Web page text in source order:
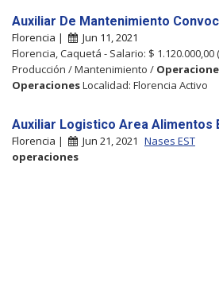
Auxiliar De Mantenimiento
Florencia |
Jun 11, 2021
Florencia, Caquetá - Salario: $
Producción / Mantenimiento /
OperacionesLocalidad: Florencia Activo
Auxiliar Logistico Area Alimentos
Florencia | Jun 21, 2021 Nases EST
operaciones